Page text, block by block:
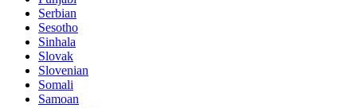
Serbian
Sesotho
Sinhala
Slovak
Slovenian
Somali
Samoan